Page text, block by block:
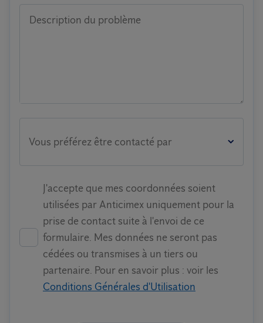
Description du problème
Vous préférez être contacté par
J'accepte que mes coordonnées soient
utilisées par Anticimex uniquement pour la
prise de contact suite à l'envoi de ce
formulaire. Mes données ne seront pas
cédées ou transmises à un tiers ou
partenaire. Pour en savoir plus : voir les
Conditions Générales d'Utilisation